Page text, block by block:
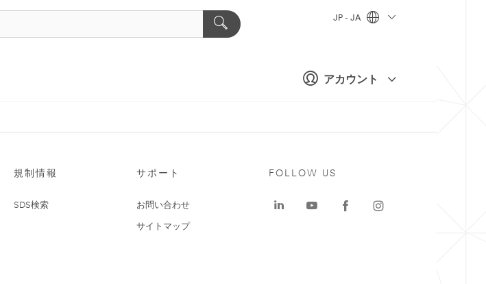
アカウント
JP - JA
規制情報
SDS検索
サポート
お問い合わせ
サイトマップ
FOLLOW US